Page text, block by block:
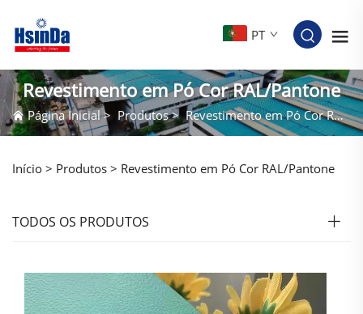
PT
Revestimento em Pó Cor RAL/Pantone
Página Inicial> Produtos>Revestimento em Pó Cor RAL/Pantone
Início > Produtos > Revestimento em Pó Cor RAL/Pantone
TODOS OS PRODUTOS